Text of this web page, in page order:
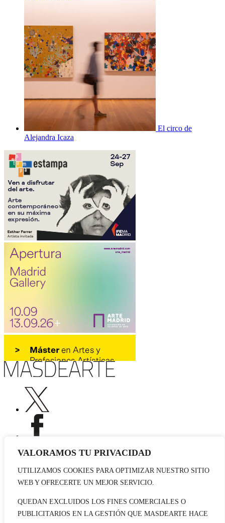
VALORAMOS TU PRIVACIDAD
UTILIZAMOS COOKIES PARA OPTIMIZAR NUESTRO SITIO
WEB Y OFRECERTE UN MEJOR SERVICIO.
QUEDAN EXCLUIDOS LOS FINES COMERCIALES O
PUBLICITARIOS EN LA GESTIÓN QUE MASDEARTE HACE
El circo de
Alejandra Icaza
Publicidad
Contacto
© 2026 masdearte. Información de exposiciones, museos y artistas